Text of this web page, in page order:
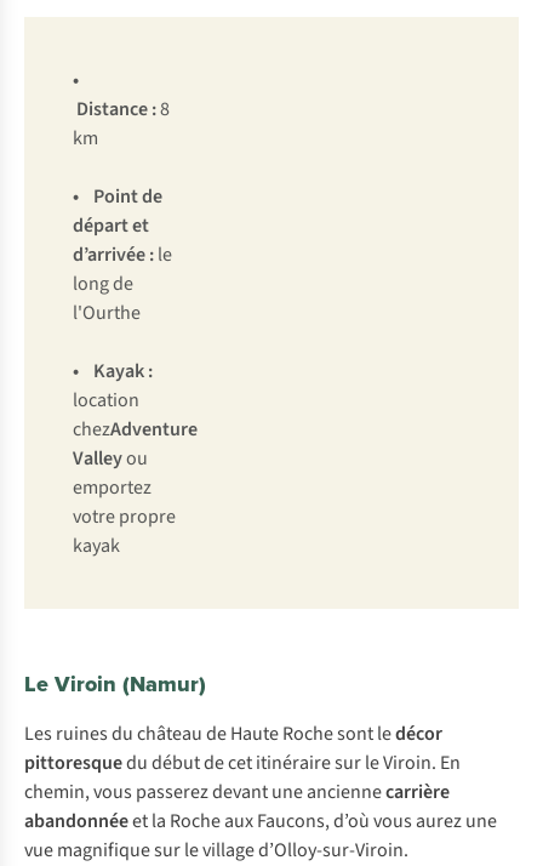
•
Distance:8
km
• Point de
départ et
d’arrivée:le
long de
l'Ourthe
• Kayak:
location
chezAdventure
Valleyou
emportez
votre propre
kayak
Le Viroin (Namur)
Les ruines du château de Haute Roche sont ledécor
pittoresquedu début de cet itinéraire sur le Viroin. En
chemin, vous passerez devant une anciennecarrière
abandonnéeet la Roche aux Faucons, d’où vous aurez une
vue magnifique sur le village d’Olloy-sur-Viroin.